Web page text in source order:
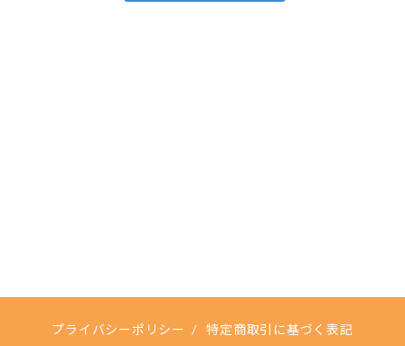
プライバシーポリシー / 特定商取引に基づく表記